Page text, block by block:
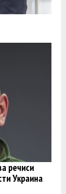
речиси
Украина